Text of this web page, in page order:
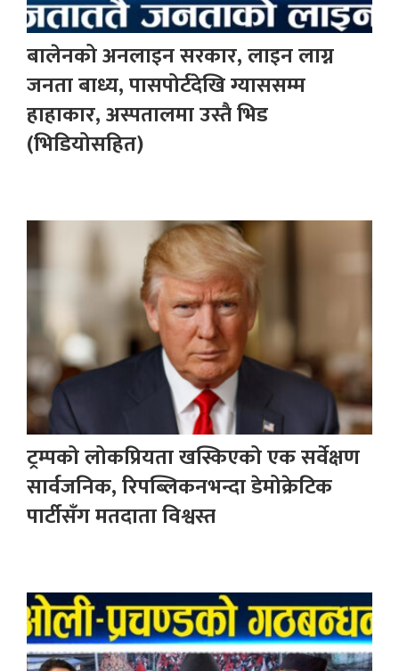
बालेनको अनलाइन सरकार, लाइन लाग्न
जनता बाध्य, पासपोर्टदेखि ग्याससम्म
हाहाकार, अस्पतालमा उस्तै भिड
(भिडियोसहित)
ट्रम्पको लोकप्रियता खस्किएको एक सर्वेक्षण
सार्वजनिक, रिपब्लिकनभन्दा डेमोक्रेटिक
पार्टीसँग मतदाता विश्वस्त